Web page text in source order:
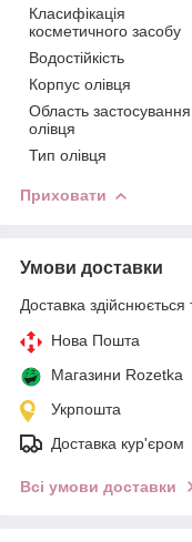
Класифікація
косметичного засобу
Водостійкість
Корпус олівця
Область застосування
олівця
Тип олівця
Приховати
Умови доставки
Доставка здійснюється
Нова Пошта
Магазини Rozetka
Укрпошта
Доставка кур'єром
Всі умови доставки